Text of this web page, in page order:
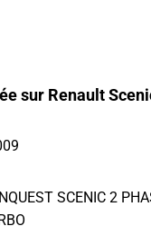
sur Renault
SCENIC 2